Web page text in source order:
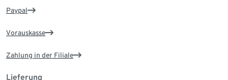
Paypal
Vorauskasse
Zahlung in der Filiale
Lieferung